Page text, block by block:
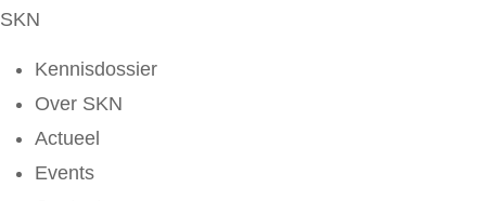
SKN
Kennisdossier
Over SKN
Actueel
Events